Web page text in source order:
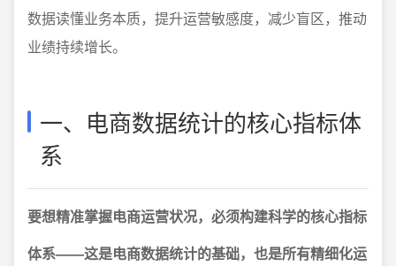
数据读懂业务本质，提升运营敏感度，减少盲区，推动
业绩持续增长。
一、电商数据统计的核心指标体
系
要想精准掌握电商运营状况，必须构建科学的核心指标
体系——这是电商数据统计的基础，也是所有精细化运